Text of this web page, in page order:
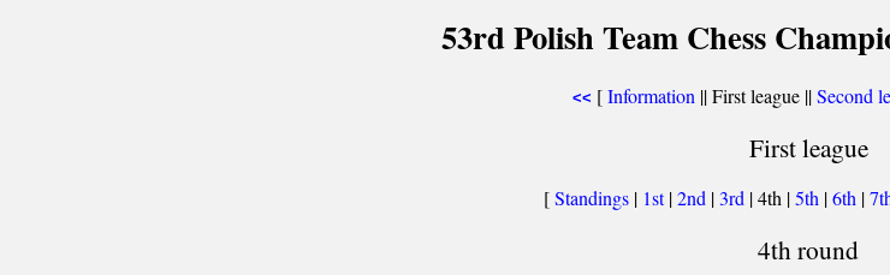
53rd Polish Team Chess
<< [Information || First league ||Second
First league
[Standings | 1st|2nd |3rd | 4th |5th |6th |
4th round